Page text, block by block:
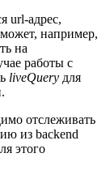
url-адрес,
например,
на
работы с
liveQuery для
отслеживать
из backend
этого